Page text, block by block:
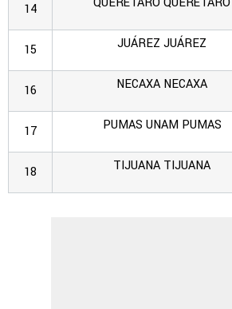
14
15 JUÁREZ JUÁREZ
16 NECAXA NECAXA
17 PUMAS UNAM PUMAS
18 TIJUANA TIJUANA